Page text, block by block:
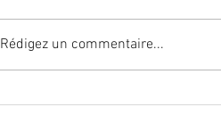
Rédigez un commentaire...